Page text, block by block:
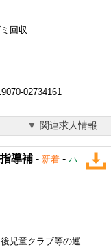
回収
02734161
関連求人情報
導補 - 新着 - ハ
児童クラブ等の運